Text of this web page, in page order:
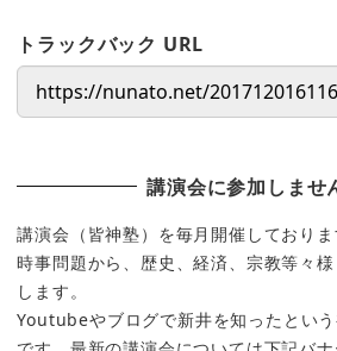
トラックバック URL
講演会に参加しませ
講演会（皆神塾）を毎月開催しておりま
時事問題から、歴史、経済、宗教等々
します。
Youtubeやブログで新井を知ったとい